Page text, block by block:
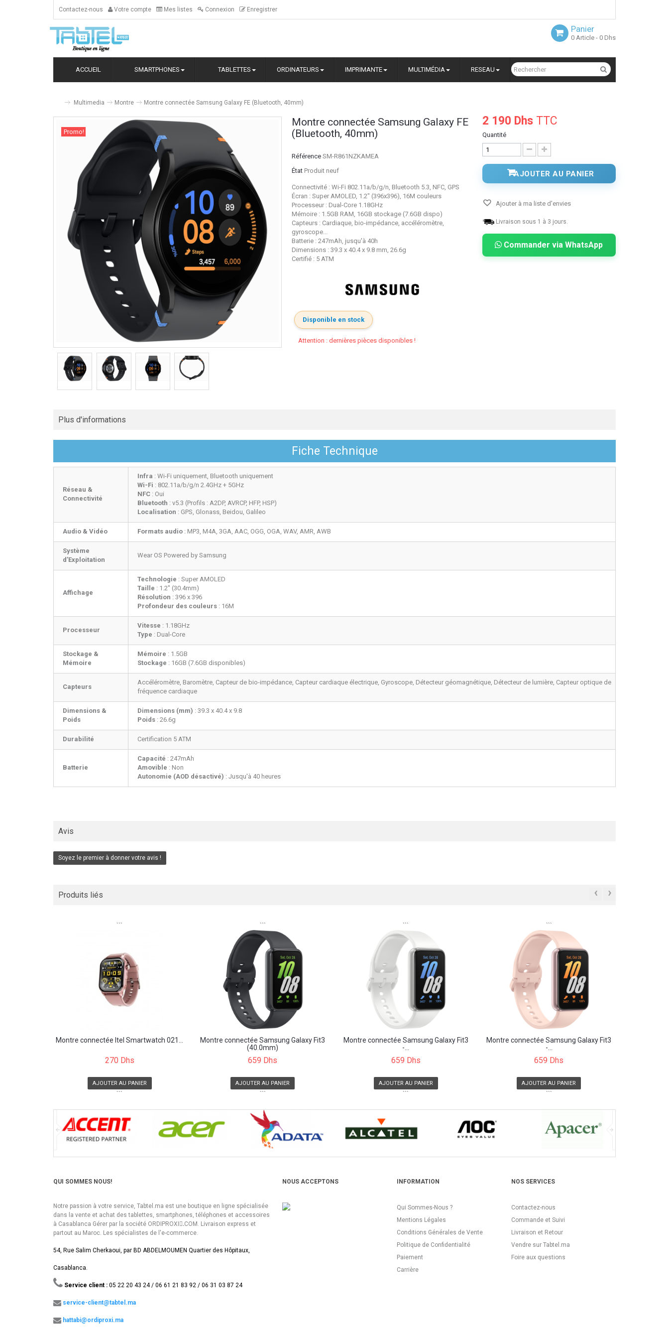
Contactez-nous Votre compte Mes listes Connexion Enregistrer
Panier
0 Article - 0 Dhs
ACCUEIL SMARTPHONES TABLETTES ORDINATEURS IMPRIMANTE MULTIMÉDIA RESEAU
Multimedia Montre Montre connectée Samsung Galaxy FE (Bluetooth, 40mm)
Promo!
Montre connectée Samsung Galaxy FE
(Bluetooth, 40mm)
Référence SM-R861NZKAMEA
État Produit neuf
Connectivité : Wi-Fi 802.11a/b/g/n, Bluetooth 5.3, NFC, GPS
Écran : Super AMOLED, 1.2" (396x396), 16M couleurs
Processeur : Dual-Core 1.18GHz
Mémoire : 1.5GB RAM, 16GB stockage (7.6GB dispo)
Capteurs : Cardiaque, bio-impédance, accéléromètre,
gyroscope...
Batterie : 247mAh, jusqu'à 40h
Dimensions : 39.3 x 40.4 x 9.8 mm, 26.6g
Certifié : 5 ATM
Disponible en stock
Attention : dernières pièces disponibles !
2 190 Dhs TTC
Quantité
AJOUTER AU PANIER
Ajouter à ma liste d'envies
Livraison sous 1 à 3 jours.
Commander via WhatsApp
Plus d'informations
Fiche Technique
Réseau &
Connectivité
Infra : Wi-Fi uniquement, Bluetooth uniquement
Wi-Fi : 802.11a/b/g/n 2.4GHz + 5GHz
NFC : Oui
Bluetooth : v5.3 (Profils : A2DP, AVRCP, HFP, HSP)
Localisation : GPS, Glonass, Beidou, Galileo
Audio & Vidéo Formats audio : MP3, M4A, 3GA, AAC, OGG, OGA, WAV, AMR, AWB
Système
d’Exploitation
Wear OS Powered by Samsung
Affichage
Technologie : Super AMOLED
Taille : 1.2" (30.4mm)
Résolution : 396 x 396
Profondeur des couleurs : 16M
Processeur
Vitesse : 1.18GHz
Type : Dual-Core
Stockage &
Mémoire
Mémoire : 1.5GB
Stockage : 16GB (7.6GB disponibles)
Capteurs
Accéléromètre, Baromètre, Capteur de bio-impédance, Capteur cardiaque électrique, Gyroscope, Détecteur géomagnétique, Détecteur de lumière, Capteur optique de
fréquence cardiaque
Dimensions &
Poids
Dimensions (mm) : 39.3 x 40.4 x 9.8
Poids : 26.6g
Durabilité Certification 5 ATM
Batterie
Capacité : 247mAh
Amovible : Non
Autonomie (AOD désactivé) : Jusqu'à 40 heures
Avis
Soyez le premier à donner votre avis !
Produits liés ‹ ›
```
Montre connectée Itel Smartwatch 021...
270 Dhs
AJOUTER AU PANIER
```
```
Montre connectée Samsung Galaxy Fit3
(40.0mm)
659 Dhs
AJOUTER AU PANIER
```
```
Montre connectée Samsung Galaxy Fit3
-...
659 Dhs
AJOUTER AU PANIER
```
```
Montre connectée Samsung Galaxy Fit3
-...
659 Dhs
AJOUTER AU PANIER
```
QUI SOMMES NOUS!
Notre passion à votre service, Tabtel.ma est une boutique en ligne spécialisée
dans la vente et achat des tablettes, smartphones, téléphones et accessoires
à Casablanca Gérer par la société ORDIPROXI.ِCOM. Livraison express et
partout au Maroc. Les spécialistes de l'e-commerce.
54, Rue Salim Cherkaoui, par BD ABDELMOUMEN Quartier des Hôpitaux,
Casablanca.
Service client : 05 22 20 43 24 / 06 61 21 83 92 / 06 31 03 87 24
service-client@tabtel.ma
hattabi@ordiproxi.ma
NOUS ACCEPTONS INFORMATION
Qui Sommes-Nous ?
Mentions Légales
Conditions Générales de Vente
Politique de Confidentialité
Paiement
Carrière
NOS SERVICES
Contactez-nous
Commande et Suivi
Livraison et Retour
Vendre sur Tabtel.ma
Foire aux questions